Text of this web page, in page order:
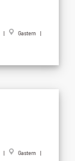
|
Gastern |
|
Gastern |